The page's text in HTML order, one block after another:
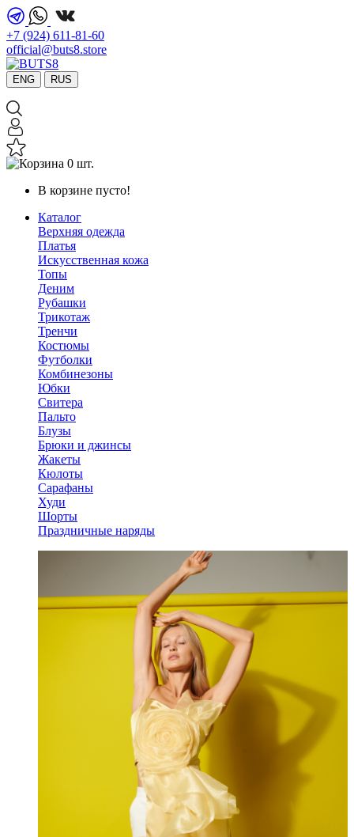
+7 (924) 611-81-60
official@buts8.store
ENG RUS
0 шт.
В корзине пусто!
Каталог
Верхняя одежда
Платья
Искусственная кожа
Топы
Деним
Рубашки
Трикотаж
Тренчи
Костюмы
Футболки
Комбинезоны
Юбки
Свитера
Пальто
Блузы
Брюки и джинсы
Жакеты
Кюлоты
Сарафаны
Худи
Шорты
Праздничные наряды